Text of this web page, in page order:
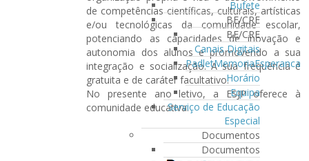
Bufete
BE/CRE
BE/CRE
Canais Digitais
PadletMemoriaEsperanca
Horário
Equipa
Serviço de Educação
Especial
Documentos
Documentos
de competências científicas, culturais, artísticas
e/ou tecnológicas da comunidade escolar,
potenciando as capacidades de inovação e
autonomia dos alunos e promovendo a sua
integração e socialização. A sua frequência é
gratuita e de caráter facultativo.
No presente ano letivo, a ESJP oferece à
comunidade educativa: